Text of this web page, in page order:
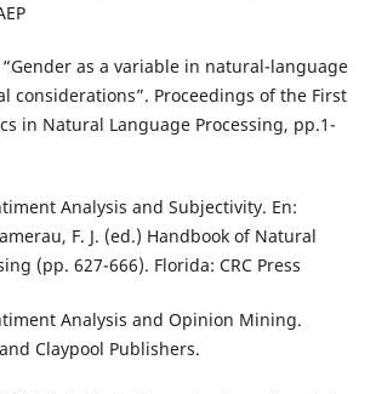
“Gender as a variable in natural-language
considerations”. Proceedings of the First
in Natural Language Processing, pp.1-
Analysis and Subjectivity. En:
F. J. (ed.) Handbook of Natural
(pp. 627-666). Florida: CRC Press
Analysis and Opinion Mining.
Claypool Publishers.